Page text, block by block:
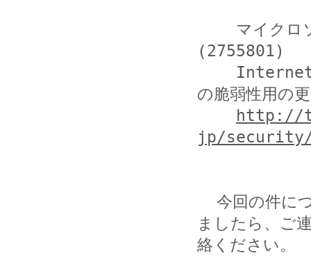
(2755801)
の脆弱性用の
http://
jp/security/
ましたら、ご
絡ください。